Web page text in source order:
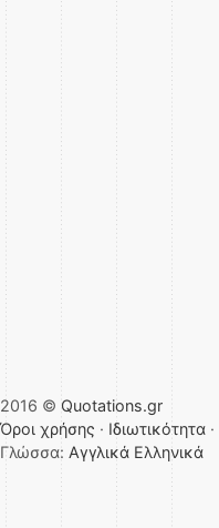
2016 © Quotations.gr
Όροι χρήσης · Ιδιωτικότητα ·
Γλώσσα: Αγγλικά Ελληνικά